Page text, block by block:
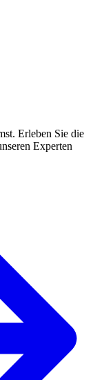
Erleben Sie die
Experten